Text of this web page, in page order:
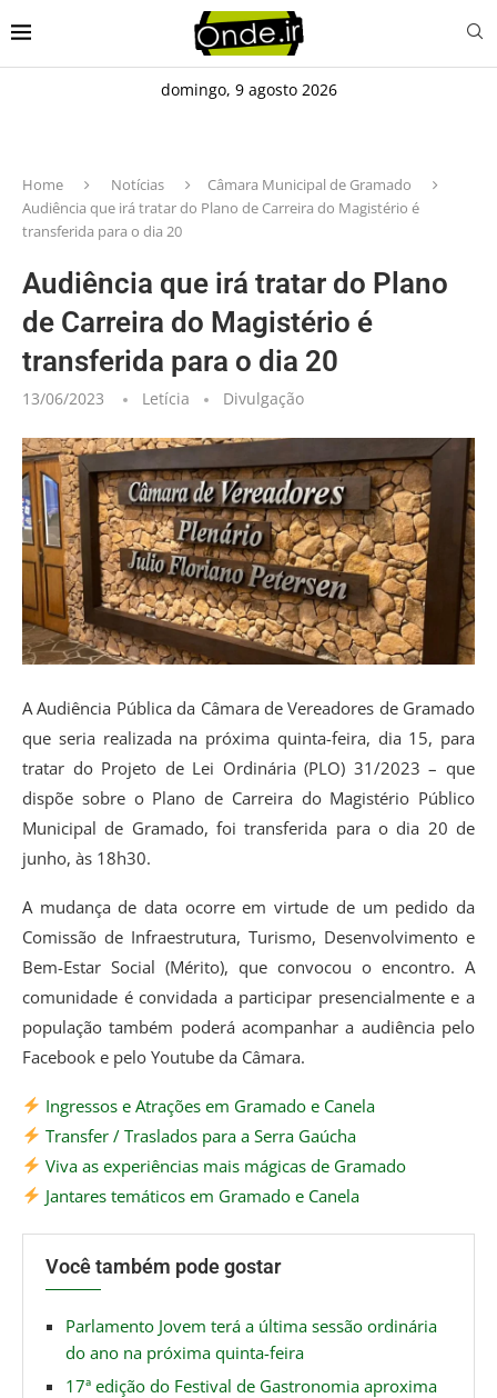
domingo, 9 agosto 2026
Home Notícias
Câmara Municipal de Gramado
Audiência que irá tratar do Plano de Carreira do Magistério é
transferida para o dia 20
Audiência que irá tratar do Plano
de Carreira do Magistério é
transferida para o dia 20
13/06/2023 Letícia Divulgação
A Audiência Pública da Câmara de Vereadores de Gramado
que seria realizada na próxima quinta-feira, dia 15, para
tratar do Projeto de Lei Ordinária (PLO) 31/2023 – que
dispõe sobre o Plano de Carreira do Magistério Público
Municipal de Gramado, foi transferida para o dia 20 de
junho, às 18h30.
A mudança de data ocorre em virtude de um pedido da
Comissão de Infraestrutura, Turismo, Desenvolvimento e
Bem-Estar Social (Mérito), que convocou o encontro. A
comunidade é convidada a participar presencialmente e a
população também poderá acompanhar a audiência pelo
Facebook e pelo Youtube da Câmara.
Ingressos e Atrações em Gramado e Canela
Transfer / Traslados para a Serra Gaúcha
Viva as experiências mais mágicas de Gramado
Jantares temáticos em Gramado e Canela
Você também pode gostar
Parlamento Jovem terá a última sessão ordinária
do ano na próxima quinta-feira
17ª edição do Festival de Gastronomia aproxima